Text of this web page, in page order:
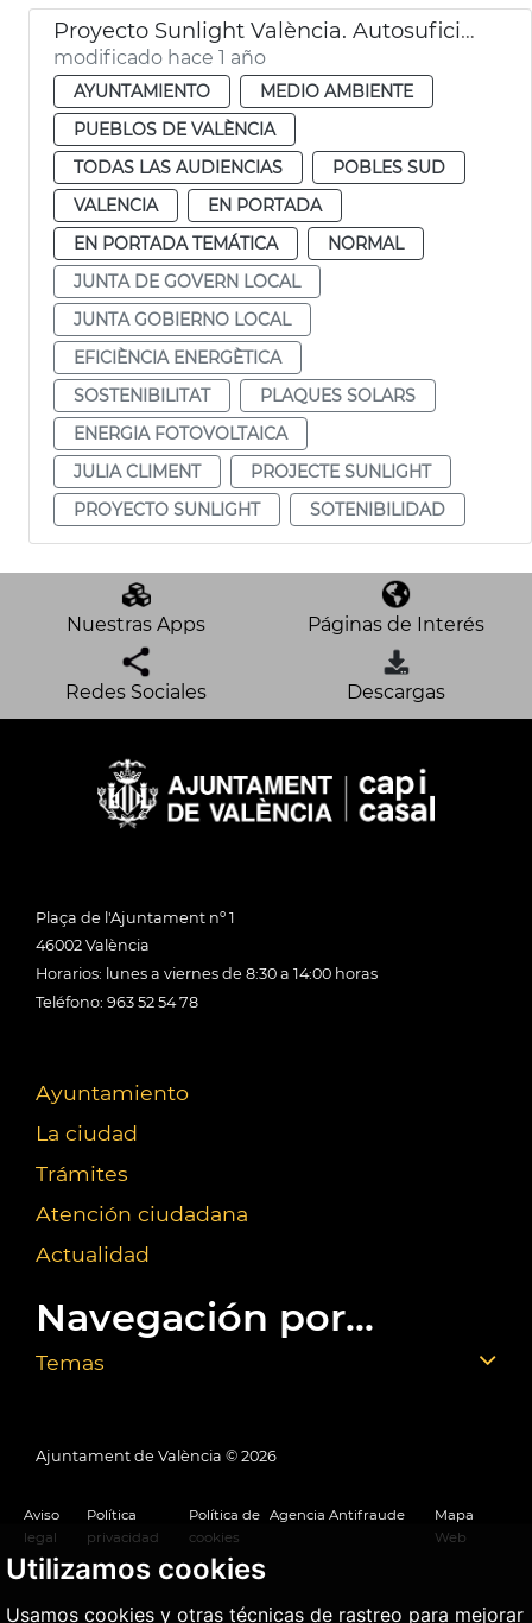
Utilizamos cookies
Usamos cookies y otras técnicas de rastreo para mejorar
Proyecto Sunlight València. Autosuficiencia energética en El Perellonet
modificado hace 1 año
AYUNTAMIENTO
MEDIO AMBIENTE
PUEBLOS DE VALÈNCIA
TODAS LAS AUDIENCIAS
POBLES SUD
VALENCIA
EN PORTADA
EN PORTADA TEMÁTICA
NORMAL
JUNTA DE GOVERN LOCAL
JUNTA GOBIERNO LOCAL
EFICIÈNCIA ENERGÈTICA
SOSTENIBILITAT
PLAQUES SOLARS
ENERGIA FOTOVOLTAICA
JULIA CLIMENT
PROJECTE SUNLIGHT
PROYECTO SUNLIGHT
SOTENIBILIDAD
Nuestras Apps Páginas de Interés
Redes Sociales Descargas
Plaça de l'Ajuntament nº 1
46002 València
Horarios: lunes a viernes de 8:30 a 14:00 horas
Teléfono: 963 52 54 78
Ayuntamiento
La ciudad
Trámites
Atención ciudadana
Actualidad
Navegación por...
Temas
Ajuntament de València © 2026
Aviso
legal
Política
privacidad
Política de
cookies
Agencia Antifraude
Mapa
Web